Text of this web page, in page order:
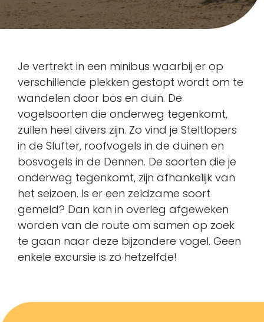
Je vertrekt in een minibus waarbij er op
verschillende plekken gestopt wordt om te
wandelen door bos en duin. De
vogelsoorten die onderweg tegenkomt,
zullen heel divers zijn. Zo vind je Steltlopers
in de Slufter, roofvogels in de duinen en
bosvogels in de Dennen. De soorten die je
onderweg tegenkomt, zijn afhankelijk van
het seizoen. Is er een zeldzame soort
gemeld? Dan kan in overleg afgeweken
worden van de route om samen op zoek
te gaan naar deze bijzondere vogel. Geen
enkele excursie is zo hetzelfde!